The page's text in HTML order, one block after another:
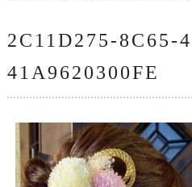
2C11D275-8C65-
41A9620300FE